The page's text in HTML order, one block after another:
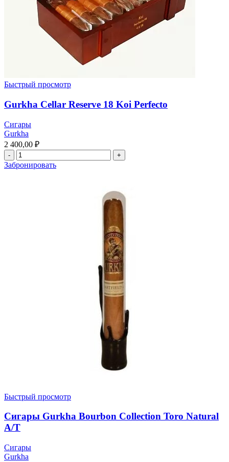
Быстрый просмотр
Gurkha Cellar Reserve 18 Koi Perfecto
Сигары
Gurkha
2 400,00 ₽
Забронировать
Быстрый просмотр
Сигары Gurkha Bourbon Collection Toro Natural
A/T
Сигары
Gurkha